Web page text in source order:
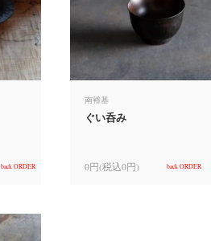
back ORDER
南裕基
ぐい呑み
0円(税込0円) back ORDER